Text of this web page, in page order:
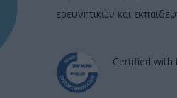
ερευνητικών και
Certified with